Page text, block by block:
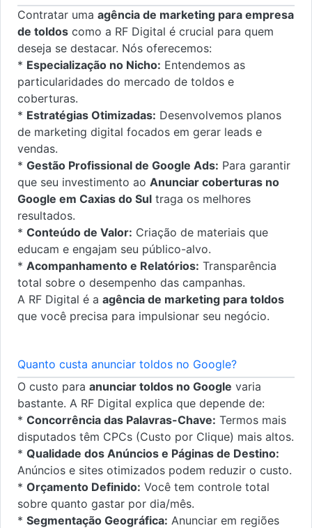
Contratar uma agência de marketing para empresa
de toldos como a RF Digital é crucial para quem
deseja se destacar. Nós oferecemos:
* Especialização no Nicho: Entendemos as
particularidades do mercado de toldos e
coberturas.
* Estratégias Otimizadas: Desenvolvemos planos
de marketing digital focados em gerar leads e
vendas.
* Gestão Profissional de Google Ads: Para garantir
que seu investimento ao Anunciar coberturas no
Google em Caxias do Sul traga os melhores
resultados.
* Conteúdo de Valor: Criação de materiais que
educam e engajam seu público-alvo.
* Acompanhamento e Relatórios: Transparência
total sobre o desempenho das campanhas.
A RF Digital é a agência de marketing para toldos
que você precisa para impulsionar seu negócio.
Quanto custa anunciar toldos no Google?
O custo para anunciar toldos no Google varia
bastante. A RF Digital explica que depende de:
* Concorrência das Palavras-Chave: Termos mais
disputados têm CPCs (Custo por Clique) mais altos.
* Qualidade dos Anúncios e Páginas de Destino:
Anúncios e sites otimizados podem reduzir o custo.
* Orçamento Definido: Você tem controle total
sobre quanto gastar por dia/mês.
* Segmentação Geográfica: Anunciar em regiões